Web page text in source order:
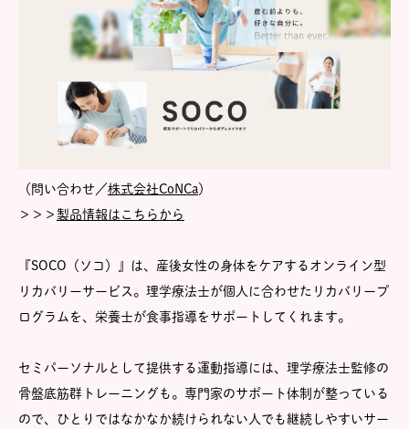
（問い合わせ／株式会社CoNCa）
＞＞＞ 製品情報はこちらから
『SOCO（ソコ）』は、産後女性の身体をケアするオンライン型
リカバリーサービス。理学療法士が個人に合わせたリカバリープ
ログラムを、栄養士が食事指導をサポートしてくれます。
セミパーソナルとして提供する運動指導には、理学療法士監修の
骨盤底筋群トレーニングも。専門家のサポート体制が整っている
ので、ひとりではなかなか続けられない人でも継続しやすいサー